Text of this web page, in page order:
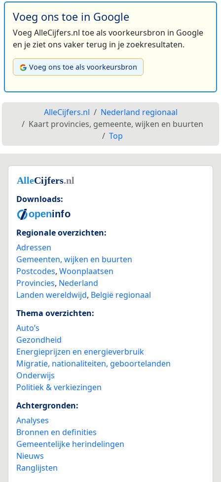
Voeg ons toe in Google
Voeg AlleCijfers.nl toe als voorkeursbron in Google
en je ziet ons vaker terug in je zoekresultaten.
Voeg ons toe als voorkeursbron
AlleCijfers.nl
Nederland regionaal
Kaart provincies, gemeente, wijken en buurten
Top
Downloads:
Regionale overzichten:
Adressen
Gemeenten, wijken en buurten
Postcodes, Woonplaatsen
Provincies, Nederland
Landen wereldwijd, België regionaal
Thema overzichten:
Auto’s
Gezondheid
Energieprijzen en energieverbruik
Migratie, nationaliteiten, geboortelanden
Onderwijs
Politiek & verkiezingen
Achtergronden:
Analyses
Bronnen en definities
Gemeentelijke herindelingen
Nieuws
Ranglijsten